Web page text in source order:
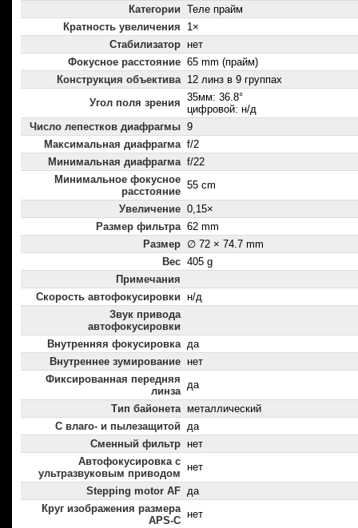
Категории Теле прайм
Кратность увеличения
1×
Стабилизатор нет
Фокусное расстояние 65 mm (прайм)
Конструкция объектива 12 линз в 9 группах
Угол поля зрения 35мм: 36.8°
цифровой: н/д
Число лепестков диафрагмы 9
Максимальная диафрагма f/2
Минимальная диафрагма f/22
Минимальное фокусное
расстояние
55 cm
Увеличение 0,15×
Размер фильтра 62 mm
Размер ∅ 72 × 74.7 mm
Вес 405 g
Примечания
Скорость автофокусировки н/д
Звук привода
автофокусировки
Внутренняя фокусировка да
Внутреннее зумирование нет
Фиксированная передняя
линза
да
Тип байонета металлический
С влаго- и пылезащитой да
Сменный фильтр нет
Автофокусировка с
ультразвуковым приводом
нет
Stepping motor AF да
Круг изображения размера
APS-C
нет